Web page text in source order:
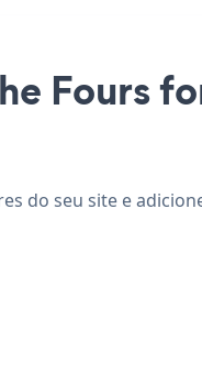
Fours
do seu site e